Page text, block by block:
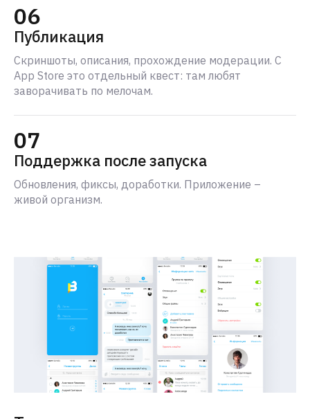
06
Публикация
Скриншоты, описания, прохождение модерации. С
App Store это отдельный квест: там любят
заворачивать по мелочам.
07
Поддержка после запуска
Обновления, фиксы, доработки. Приложение –
живой организм.